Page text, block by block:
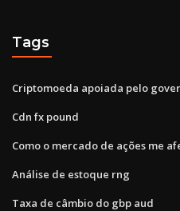
Tags
Criptomoeda apoiada pelo
Cdn fx pound
Como o mercado de ações me
Análise de estoque rng
Taxa de câmbio do gbp aud